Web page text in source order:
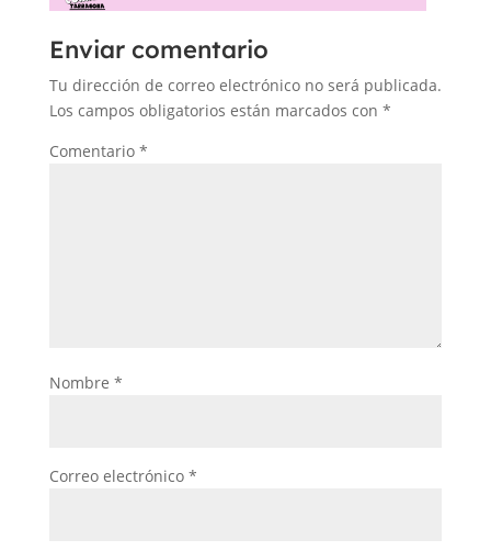
Enviar comentario
Tu dirección de correo electrónico no será publicada.
Los campos obligatorios están marcados con *
Comentario *
Nombre *
Correo electrónico *